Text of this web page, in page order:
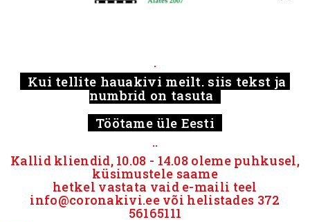
.
Kui tellite hauakivi meilt, siis tekst ja
numbrid on tasuta
Töötame üle Eesti
..
Kallid kliendid, 10.08 - 14.08 oleme puhkusel,
küsimustele saame
hetkel vastata vaid e-maili teel
info@coronakivi.ee või helistades 372
56165111